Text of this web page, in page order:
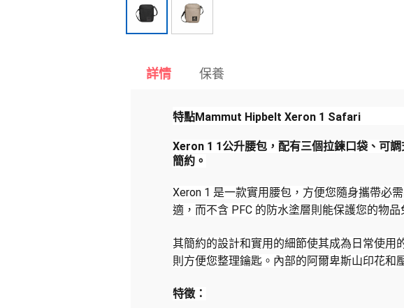
詳情 保養
特點Mammut Hipbelt Xeron 1 Safari
Xeron 1 1公升腰包，配有三個拉鍊口袋、可
簡約。
Xeron 1 是一款實用腰包，方便您隨身攜帶必
適，而不含 PFC 的防水塗層則能保護您的物品
其簡約的設計和實用的細節使其成為日常使用
則方便您整理鑰匙。內部的阿爾卑斯山印花和
特徵：